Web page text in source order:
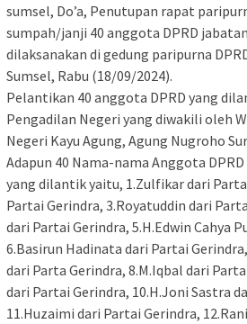
sumsel, Do’a, Penutupan rapat
sumpah/janji 40 anggota DPRD
dilaksanakan di gedung paripurna
Sumsel, Rabu (18/09/2024).
Pelantikan 40 anggota DPRD yang
Pengadilan Negeri yang diwakili oleh
Negeri Kayu Agung, Agung Nugroho
Adapun 40 Nama-nama Anggota
yang dilantik yaitu, 1.Zulfikar dari
Partai Gerindra, 3.Royatuddin dari
dari Partai Gerindra, 5.H.Edwin Cahya
6.Basirun Hadinata dari Partai
dari Parta Gerindra, 8.M.Iqbal dari
dari Partai Gerindra, 10.H.Joni Sastra
11.Huzaimi dari Partai Gerindra,